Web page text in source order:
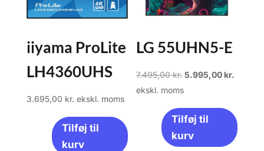
iiyama ProLite
LH4360UHS
3.695,00 kr. ekskl. moms
Tilføj til
kurv
LG 55UHN5-E
7.495,00kr. Den
var:
7.495,00 kr..
5.995,00 kr.
er:
ekskl. moms
Tilføj til
kurv